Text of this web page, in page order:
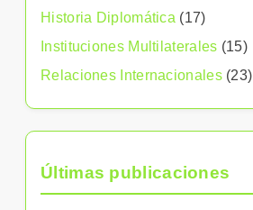
Historia Diplomática (17)
Instituciones Multilaterales (15)
Relaciones Internacionales(23)
Últimas publicaciones